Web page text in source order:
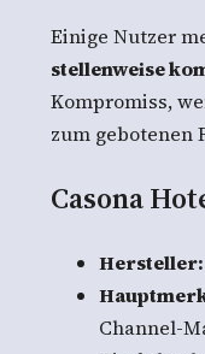
Einige Nutzer
stellenweise
Kompromiss,
zum gebotenen
Casona
Hersteller:
Channel-